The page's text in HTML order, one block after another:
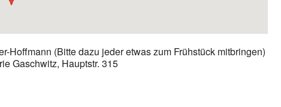
Hoffmann (Bitte dazu jeder etwas zum Frühstück mitbringen)
Gaschwitz, Hauptstr. 315